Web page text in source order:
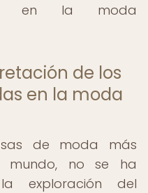
en la moda
de los
en la moda
de moda más
mundo, no se ha
exploración del